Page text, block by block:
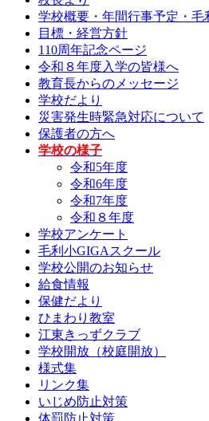
学校概要・年間行事予定・毛
目標・経営方針
110周年記念ページ
令和８年度入学の皆様へ
教育長からのメッセージ
学校だより
災害発生時緊急対応について
保護者の方へ
学校の様子
令和5年度
令和6年度
令和7年度
令和８年度
学校アンケート
毛利小GIGAスクール
学校公開のお知らせ
給食情報
保健だより
ひまわり教室
江東きっずクラブ
学校開放（校庭開放）
様式集
リンク集
いじめ防止対策
体罰防止対策